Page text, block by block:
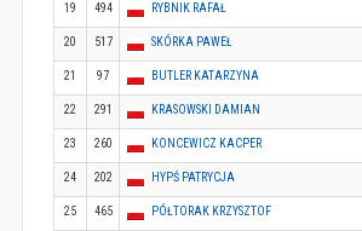
19 494 RYBNIK RAFAŁ
20 517 SKÓRKA PAWEŁ
21 97 BUTLER KATARZYNA
22 291 KRASOWSKI DAMIAN
23 260 KONCEWICZ KACPER
24 202 HYPŚ PATRYCJA
25 465 PÓŁTORAK KRZYSZTOF